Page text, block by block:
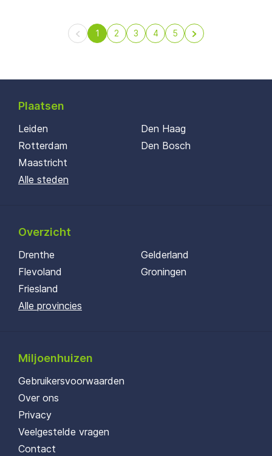
1 2 3 4 5
Plaatsen
Leiden
Rotterdam
Maastricht
Den Haag
Den Bosch
Alle steden
Overzicht
Drenthe
Flevoland
Friesland
Gelderland
Groningen
Alle provincies
Miljoenhuizen
Gebruikersvoorwaarden
Over ons
Privacy
Veelgestelde vragen
Contact